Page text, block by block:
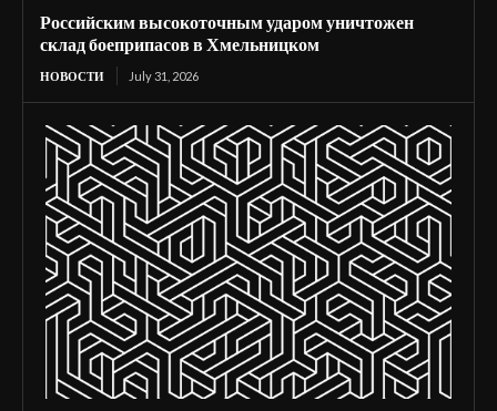
Российским высокоточным ударом уничтожен
склад боеприпасов в Хмельницком
НОВОСТИ July 31, 2026